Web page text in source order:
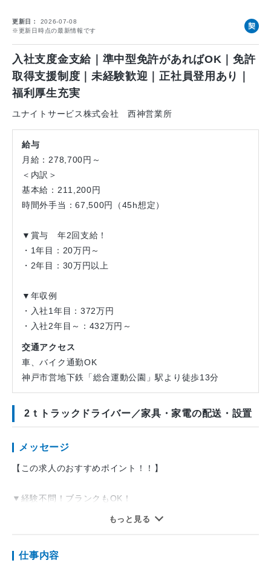
更新日
2026-07-08
※更新日時点の最新情報です
契
社
入社支度金支給｜準中型免許があればOK｜免許
取得支援制度｜未経験歓迎｜正社員登用あり｜
福利厚生充実
ユナイトサービス株式会社 西神営業所
給与
月給：278,700円～
＜内訳＞
基本給：211,200円
時間外手当：67,500円（45h想定）
▼賞与 年2回支給！
・1年目：20万円～
・2年目：30万円以上
▼年収例
・入社1年目：372万円
・入社2年目～：432万円～
交通アクセス
車、バイク通勤OK
神戸市営地下鉄「総合運動公園」駅より徒歩13分
2ｔトラックドライバー／家具・家電の配送・設置
メッセージ
【この求人のおすすめポイント！！】
▼経験不問！ブランクもOK！
▼入社支度金10万円支給！（規定あり）
もっと見る
仕事内容